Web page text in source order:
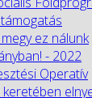
megy ez nálunk
- 2022
Operatív
keretében